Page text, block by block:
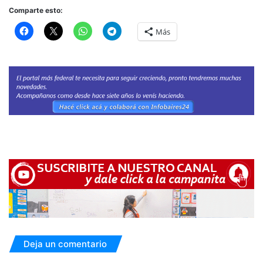
Comparte esto:
Más
Deja un comentario